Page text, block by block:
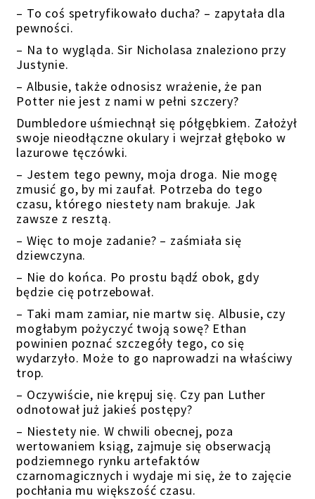
– To coś spetryfikowało ducha? – zapytała dla
pewności.
– Na to wygląda. Sir Nicholasa znaleziono przy
Justynie.
– Albusie, także odnosisz wrażenie, że pan
Potter nie jest z nami w pełni szczery?
Dumbledore uśmiechnął się półgębkiem. Założył
swoje nieodłączne okulary i wejrzał głęboko w
lazurowe tęczówki.
– Jestem tego pewny, moja droga. Nie mogę
zmusić go, by mi zaufał. Potrzeba do tego
czasu, którego niestety nam brakuje. Jak
zawsze z resztą.
– Więc to moje zadanie? – zaśmiała się
dziewczyna.
– Nie do końca. Po prostu bądź obok, gdy
będzie cię potrzebował.
– Taki mam zamiar, nie martw się. Albusie, czy
mogłabym pożyczyć twoją sowę? Ethan
powinien poznać szczegóły tego, co się
wydarzyło. Może to go naprowadzi na właściwy
trop.
– Oczywiście, nie krępuj się. Czy pan Luther
odnotował już jakieś postępy?
– Niestety nie. W chwili obecnej, poza
wertowaniem ksiąg, zajmuje się obserwacją
podziemnego rynku artefaktów
czarnomagicznych i wydaje mi się, że to zajęcie
pochłania mu większość czasu.